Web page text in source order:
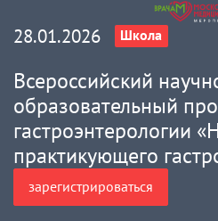
28.01.2026 Школа
Всероссийский
образовательный
гастроэнтерологии
практикующего
зарегистрироваться